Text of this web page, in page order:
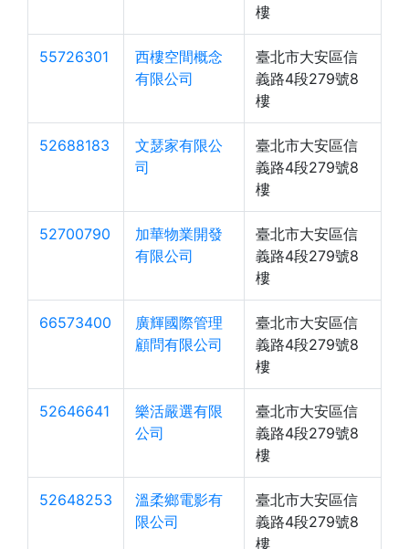
樓
55726301
西樓空間概念
有限公司
臺北市大安區信
義路4段279號8
樓
52688183
文瑟家有限公
司
臺北市大安區信
義路4段279號8
樓
52700790
加華物業開發
有限公司
臺北市大安區信
義路4段279號8
樓
66573400
廣輝國際管理
顧問有限公司
臺北市大安區信
義路4段279號8
樓
52646641
樂活嚴選有限
公司
臺北市大安區信
義路4段279號8
樓
52648253
溫柔鄉電影有
限公司
臺北市大安區信
義路4段279號8
樓